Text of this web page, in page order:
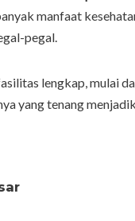
manfaat
pegal.
lengkap, mulai
yang tenang